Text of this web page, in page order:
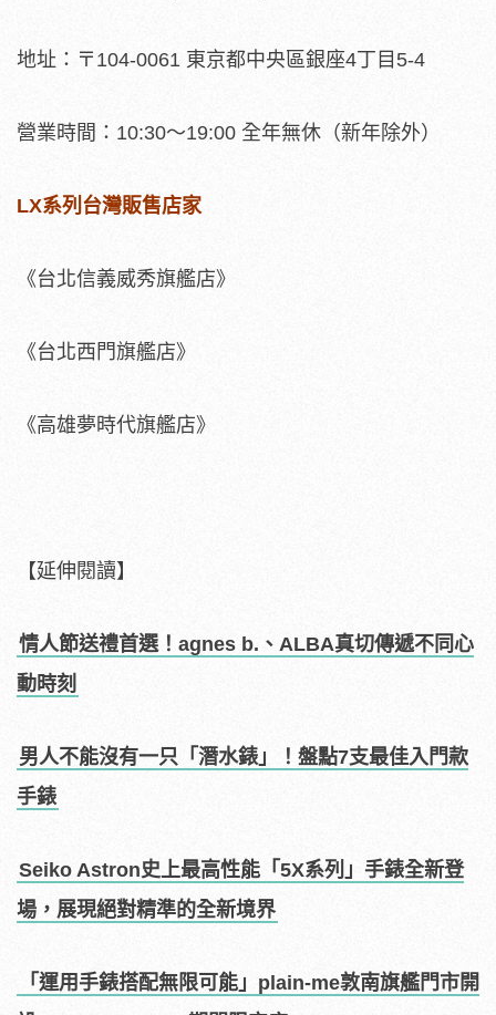
地址：〒104-0061 東京都中央區銀座4丁目5-4
營業時間：10:30～19:00 全年無休（新年除外）
LX系列台灣販售店家
《台北信義威秀旗艦店》
《台北西門旗艦店》
《高雄夢時代旗艦店》
【延伸閱讀】
情人節送禮首選！agnes b.、ALBA真切傳遞不同心
動時刻
男人不能沒有一只「潛水錶」！盤點7支最佳入門款
手錶
Seiko Astron史上最高性能「5X系列」手錶全新登
場，展現絕對精準的全新境界
「運用手錶搭配無限可能」plain-me敦南旗艦門市開